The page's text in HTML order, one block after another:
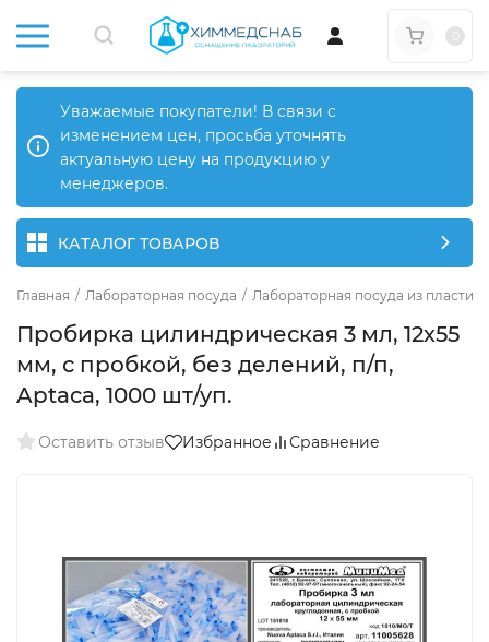
Уважаемые покупатели! В связи с
изменением цен, просьба уточнять
актуальную цену на продукцию у
менеджеров.
КАТАЛОГ ТОВАРОВ
Главная / Лабораторная посуда / Лабораторная посуда из пластика
Пробирка цилиндрическая 3 мл, 12х55
мм, с пробкой, без делений, п/п,
Aptaca, 1000 шт/уп.
Оставить отзыв Избранное Сравнение